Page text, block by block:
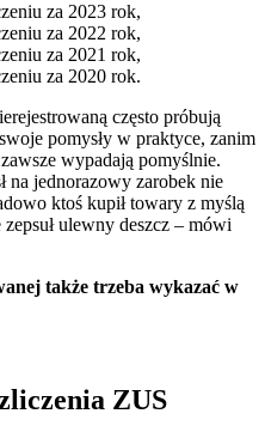
za 2023 rok,
za 2022 rok,
za 2021 rok,
za 2020 rok.
często próbują
pomysły w praktyce, zanim
wypadają pomyślnie.
na jednorazowy zarobek nie
ktoś kupił towary z myślą
ulewny deszcz – mówi
także trzeba wykazać w
ZUS